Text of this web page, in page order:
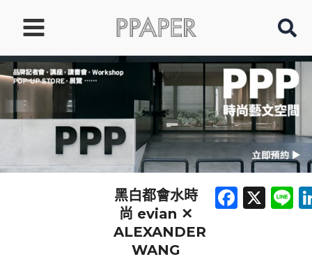
要
內
黑白都會水時
尚 evian ✕
ALEXANDER
WANG
X